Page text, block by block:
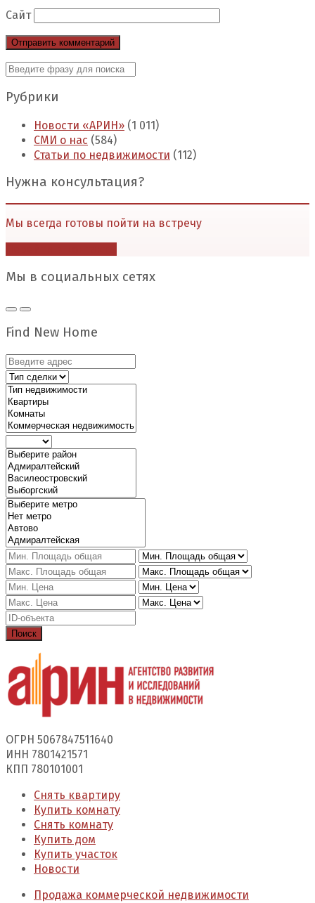
Сайт
Рубрики
Новости «АРИН» (1 011)
СМИ о нас (584)
Статьи по недвижимости (112)
Нужна консультация?
Мы всегда готовы пойти на встречу
Мы в социальных сетях
Find New Home
Поиск
ОГРН 5067847511640
ИНН 7801421571
КПП 780101001
Снять квартиру
Купить комнату
Снять комнату
Купить дом
Купить участок
Новости
Продажа коммерческой недвижимости